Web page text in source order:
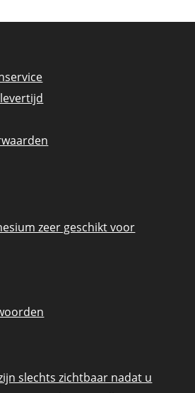
zeer geschikt voor
slechts zichtbaar nadat u